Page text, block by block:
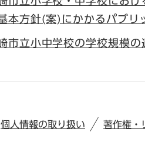
本方針(案)にかかるパブリ
市立小中学校の学校規模の
個人情報の取り扱い 著作権・